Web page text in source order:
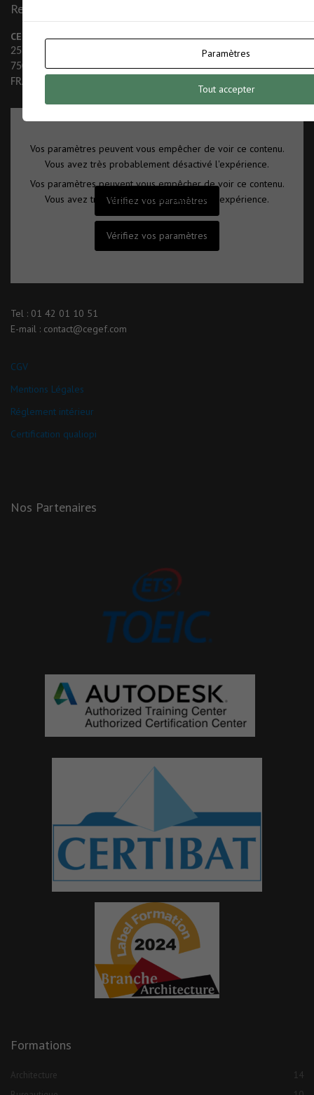
Retrouvez Nous
CEGEF
25 allée Rose Dieng-Kuntz
75019 Paris
FRANCE
SIREN : 477 742 753
Hébergement : OVH
N°CNIL : Guq 1021909
Vos paramètres peuvent vous empêcher de voir ce contenu.
Vous avez très probablement désactivé l'expérience.
Vérifiez vos paramètres
Vos paramètres peuvent vous empêcher de voir ce contenu.
Vous avez très probablement désactivé l'expérience.
Vérifiez vos paramètres
Tel : 01 42 01 10 51
E-mail : contact@cegef.com
CGV
Mentions Légales
Réglement intérieur
Certification qualiopi
Nos Partenaires
Formations
Architecture
14
Paramètres
Tout accepter